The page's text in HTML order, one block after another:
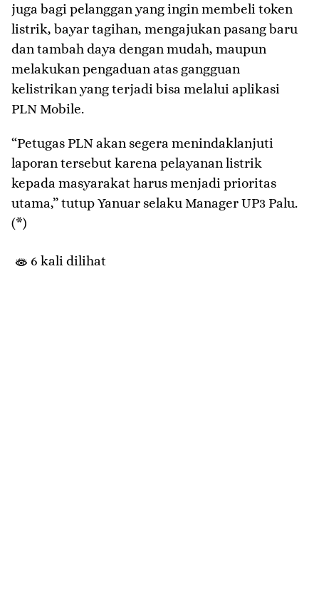
juga bagi pelanggan yang ingin membeli token
listrik, bayar tagihan, mengajukan pasang baru
dan tambah daya dengan mudah, maupun
melakukan pengaduan atas gangguan
kelistrikan yang terjadi bisa melalui aplikasi
PLN Mobile.
“Petugas PLN akan segera menindaklanjuti
laporan tersebut karena pelayanan listrik
kepada masyarakat harus menjadi prioritas
utama,” tutup Yanuar selaku Manager UP3 Palu.
(*)
6 kali dilihat